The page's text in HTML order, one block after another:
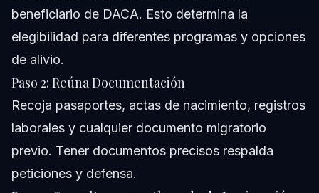
beneficiario de DACA. Esto determina la
elegibilidad para diferentes programas y opciones
de alivio.
Paso 2: Reúna Documentación
Recoja pasaportes, actas de nacimiento, registros
laborales y cualquier documento migratorio
previo. Tener documentos precisos respalda
peticiones y defensa.